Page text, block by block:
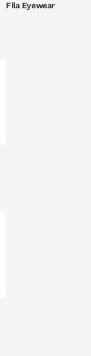
Fila Eyewear